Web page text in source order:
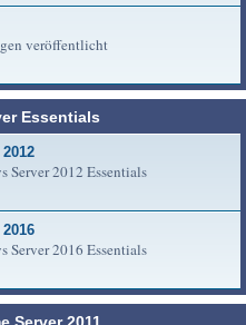
veröffentlicht
Essentials
Server 2012 Essentials
Server 2016 Essentials